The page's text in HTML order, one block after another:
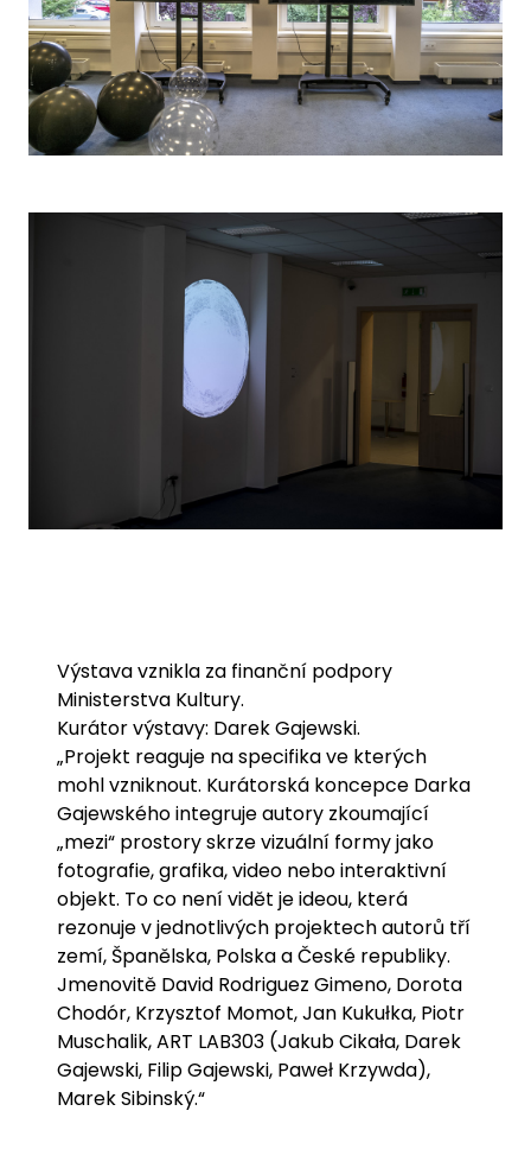
Výstava vznikla za finanční podpory
Ministerstva Kultury.
Kurátor výstavy: Darek Gajewski.
„Projekt reaguje na specifika ve kterých
mohl vzniknout. Kurátorská koncepce Darka
Gajewského integruje autory zkoumající
„mezi“ prostory skrze vizuální formy jako
fotografie, grafika, video nebo interaktivní
objekt. To co není vidět je ideou, která
rezonuje v jednotlivých projektech autorů tří
zemí, Španělska, Polska a České republiky.
Jmenovitě David Rodriguez Gimeno, Dorota
Chodór, Krzysztof Momot, Jan Kukułka, Piotr
Muschalik, ART LAB303 (Jakub Cikała, Darek
Gajewski, Filip Gajewski, Paweł Krzywda),
Marek Sibinský.“